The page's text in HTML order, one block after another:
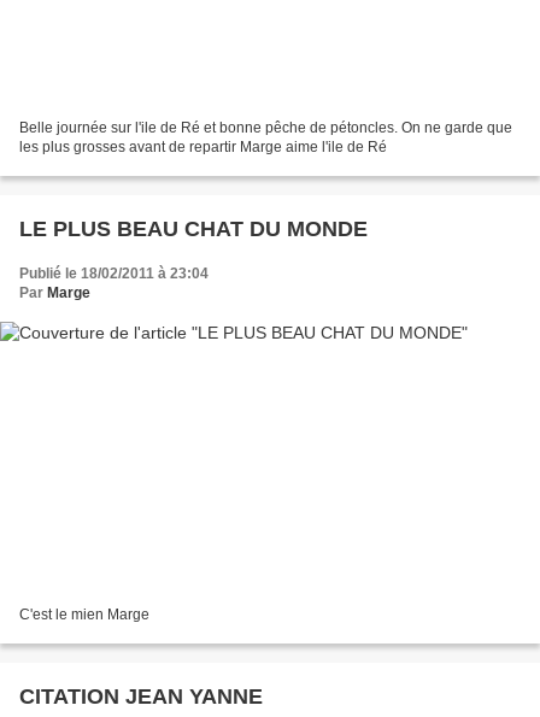
Belle journée sur l'ile de Ré et bonne pêche de pétoncles. On ne garde que
les plus grosses avant de repartir Marge aime l'ile de Ré
LE PLUS BEAU CHAT DU MONDE
Publié le 18/02/2011 à 23:04
Par Marge
C'est le mien Marge
CITATION JEAN YANNE